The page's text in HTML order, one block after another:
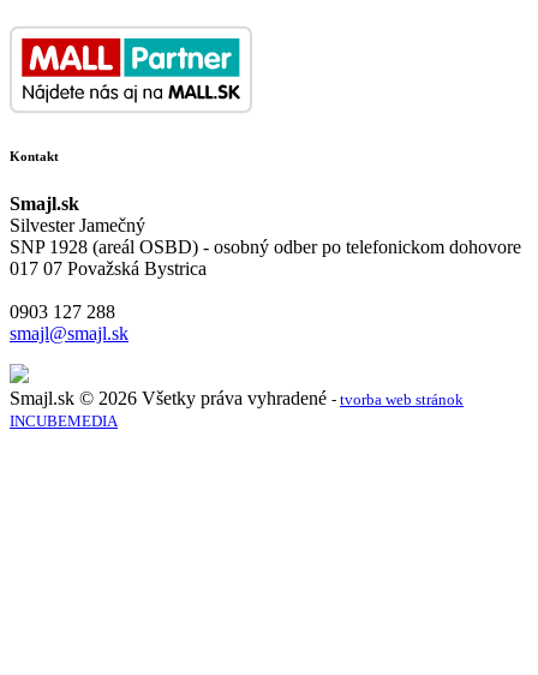
Kontakt
Smajl.sk
Silvester Jamečný
SNP 1928 (areál OSBD) - osobný odber po telefonickom dohovore
017 07 Považská Bystrica
0903 127 288
smajl@smajl.sk
Smajl.sk © 2026 Všetky práva vyhradené - tvorba web stránok
INCUBEMEDIA